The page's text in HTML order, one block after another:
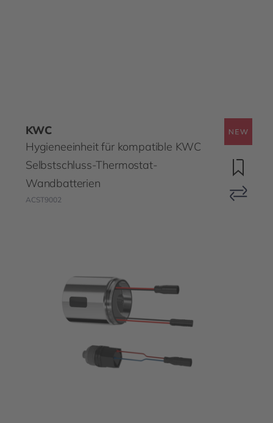
KWC
Hygieneeinheit für kompatible KWC
Selbstschluss-Thermostat-
Wandbatterien
ACST9002